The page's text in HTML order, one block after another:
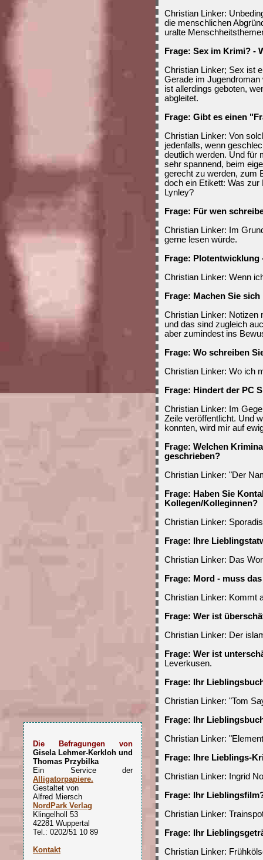
Christian Linker:
die menschlichen
uralte
Frage: Sex im Krimi? -
Christian Linker; Sex ist
Gerade im
ist allerdings geboten,
abgleitet.
Frage: Gibt es einen
Christian Linker: Von
jedenfalls, wenn
deutlich werden. Und für
sehr spannend, beim
gerecht zu werden, zum
doch ein Etikett: Was
Lynley?
Frage: Für wen
Christian Linker: Im
gerne lesen würde.
Frage: Plotentwicklung
Christian Linker: Wenn
Frage: Machen Sie
Christian Linker: Notizen
und das sind zugleich
aber zumindest ins
Frage: Wo schreiben
Christian Linker: Wo ich
Frage: Hindert der PC
Christian Linker: Im
Zeile veröffentlicht. Und
konnten, wird mir auf
Frage: Welchen
geschrieben?
Christian Linker: "Der
Frage: Haben Sie
Kollegen/Kolleginnen?
Christian Linker:
Frage: Ihre
Christian Linker: Das
Frage: Mord - muss
Christian Linker: Kommt
Frage: Wer ist
Christian Linker: Der
Frage: Wer ist
Leverkusen.
Frage: Ihr
Christian Linker: "Tom
Frage: Ihr
Christian Linker:
Frage: Ihre Lieblings-
Christian Linker: Ingrid
Frage: Ihr
Christian Linker:
Frage: Ihr
Christian Linker:
Die Befragungen von
Gisela Lehmer-Kerkloh und
Thomas Przybilka
Ein Service der
Alligatorpapiere.
Gestaltet von
Alfred Miersch
NordPark Verlag
Klingelholl 53
42281 Wuppertal
Tel.: 0202/51 10 89
Kontakt